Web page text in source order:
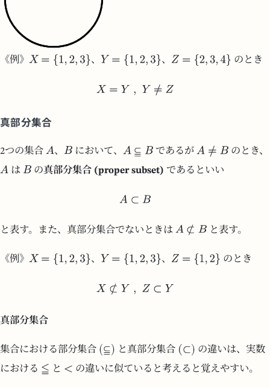
《例》 、 、 のとき
真部分集合
2つの集合 、 において、 であるが のとき、
は の真部分集合 (proper subset) であるといい
と表す。また、真部分集合でないときは と表す。
《例》 、 、 のとき
真部分集合
集合における部分集合 と真部分集合
の違いは、実数
における
と の違いに似ていると考えると覚えやすい。